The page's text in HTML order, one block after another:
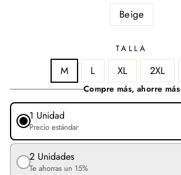
Beige
TALLA
M L XL 2XL
Compre más, ahorre más
1 Unidad
Precio estándar
2 Unidades
Te ahorras un 15%